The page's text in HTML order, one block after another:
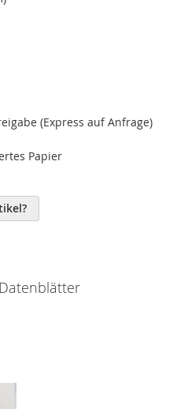
(Express auf Anfrage)
Papier